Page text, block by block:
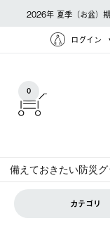
2026年 夏季（お盆）
ログイン
0
カテゴリ